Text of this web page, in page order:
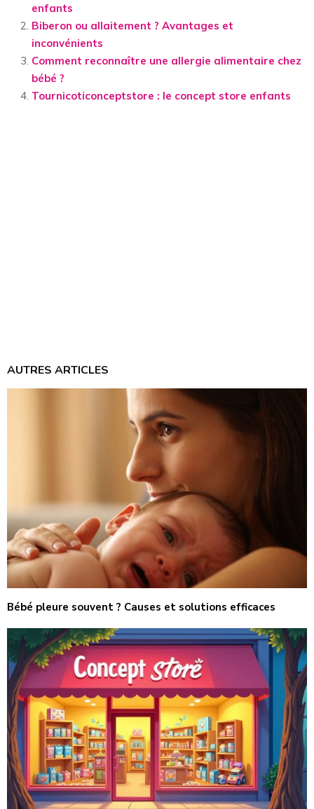
enfants
Biberon ou allaitement ? Avantages et
inconvénients
Comment reconnaître une allergie alimentaire chez
bébé ?
Tournicoticonceptstore : le concept store enfants
AUTRES ARTICLES
Bébé pleure souvent ? Causes et solutions efficaces